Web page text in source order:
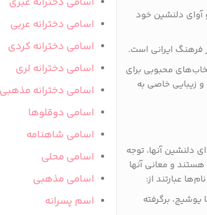
آوای دلنشین خود
فرهنگ ایرانی است.
محبوبی برای
زیبایی خاصی به
دلنشین آنها، توجه
و معانی آنها
عبارتند از:
یوشیج، برگرفته
اسامی دخترانه عربی
اسامی دخترانه کردی
اسامی دخترانه لری
اسامی دخترانه مذهبی
اسامی دوقلوها
اسامی شاهنامه
اسامی محلی
اسامی مذهبی
اسم پسرانه